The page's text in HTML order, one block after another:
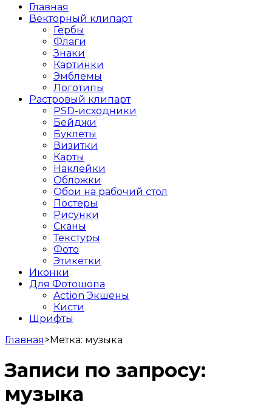
Главная
Векторный клипарт
Гербы
Флаги
Знаки
Картинки
Эмблемы
Логотипы
Растровый клипарт
PSD-исходники
Бейджи
Буклеты
Визитки
Карты
Наклейки
Обложки
Обои на рабочий стол
Постеры
Рисунки
Сканы
Текстуры
Фото
Этикетки
Иконки
Для Фотошопа
Action Экшены
Кисти
Шрифты
Главная>Метка: музыка
Записи по запросу:
музыка